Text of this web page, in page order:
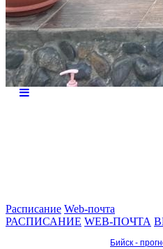
Расписание Web-почта
РАСПИСАНИЕ WEB-ПОЧТА
Бийск -